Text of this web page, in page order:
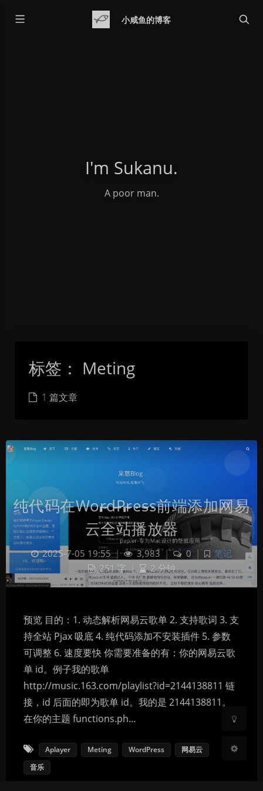
小咸鱼的博客
I'm Sukanu.
A poor man.
暗黑模式
浅阴影 深阴影
标签： Meting
1 篇文章
纯代码在WordPress前端添加网易
云全站播放器
2025-7-05 19:55 | 3,983 | 0 |
笔记
251 字 | 2 分钟
预览 目的：1. 动态解析网易云歌单 2. 支持歌词 3. 支
持全站 Pjax 吸底 4. 纯代码添加不安装插件 5. 参数
可调整 6. 速度要快 你需要准备的有：你的网易云歌
单 id。例子我的歌单
http://music.163.com/playlist?id=2144138811 链
接，id 后面的即为歌单 id。我的是 2144138811。
在你的主题 functions.ph…
Aplayer Meting WordPress
网易云
音乐